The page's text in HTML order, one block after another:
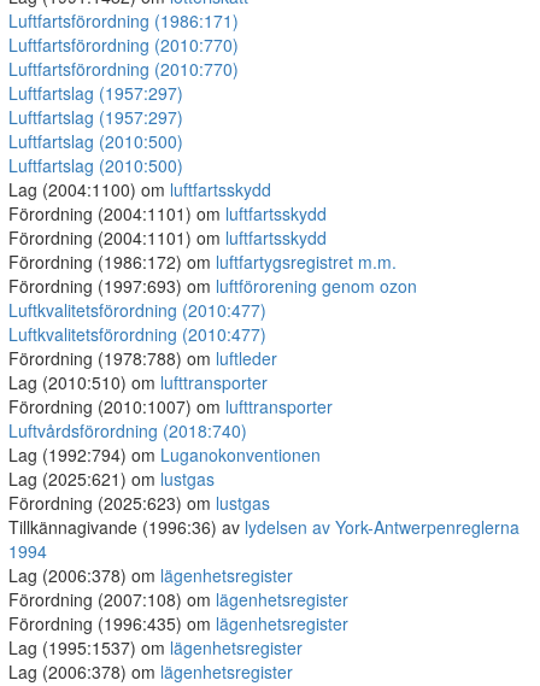
Luftfartsförordning (1986:171)
Luftfartsförordning (2010:770)
Luftfartsförordning (2010:770)
Luftfartslag (1957:297)
Luftfartslag (1957:297)
Luftfartslag (2010:500)
Luftfartslag (2010:500)
Lag (2004:1100) om luftfartsskydd
Förordning (2004:1101) om luftfartsskydd
Förordning (2004:1101) om luftfartsskydd
Förordning (1986:172) om luftfartygsregistret m.m.
Förordning (1997:693) om luftförorening genom ozon
Luftkvalitetsförordning (2010:477)
Luftkvalitetsförordning (2010:477)
Förordning (1978:788) om luftleder
Lag (2010:510) om lufttransporter
Förordning (2010:1007) om lufttransporter
Luftvårdsförordning (2018:740)
Lag (1992:794) om Luganokonventionen
Lag (2025:621) om lustgas
Förordning (2025:623) om lustgas
Tillkännagivande (1996:36) av lydelsen av York-Antwerpenreglerna
1994
Lag (2006:378) om lägenhetsregister
Förordning (2007:108) om lägenhetsregister
Förordning (1996:435) om lägenhetsregister
Lag (1995:1537) om lägenhetsregister
Lag (2006:378) om lägenhetsregister